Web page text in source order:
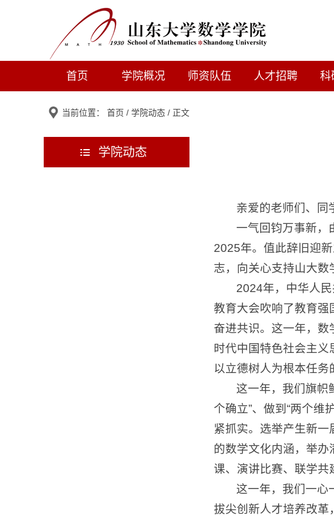
首页 学院概况 师资队伍 人才招聘 科
当前位置： 首页 / 学院动态 / 正文
学院动态
亲爱的老师们、同
一气回钧万事新，
2025年。值此辞旧迎
志，向关心支持山大数
2024年，中华人
教育大会吹响了教育强
奋进共识。这一年，数
时代中国特色社会主义
以立德树人为根本任务
这一年，我们旗帜
个确立”、做到“两个维
紧抓实。选举产生新
的数学文化内涵，举办
课、演讲比赛、联学共
这一年，我们一心
拔尖创新人才培养改革